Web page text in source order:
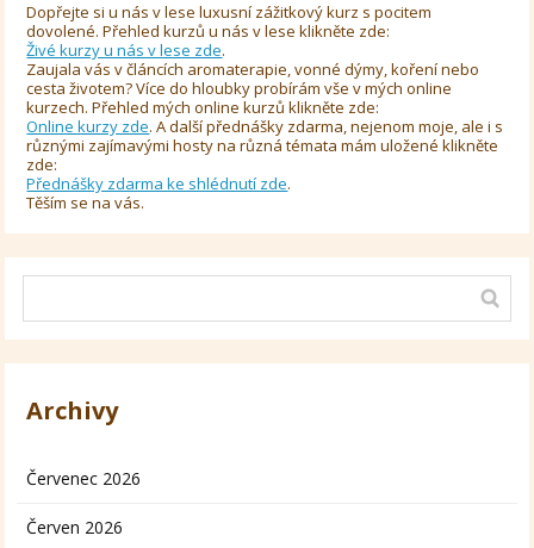
Dopřejte si u nás v lese luxusní zážitkový kurz s pocitem
dovolené. Přehled kurzů u nás v lese klikněte zde:
Živé kurzy u nás v lese zde.
Zaujala vás v článcích aromaterapie, vonné dýmy, koření nebo
cesta životem? Více do hloubky probírám vše v mých online
kurzech. Přehled mých online kurzů klikněte zde:
Online kurzy zde. A další přednášky zdarma, nejenom moje, ale i s
různými zajímavými hosty na různá témata mám uložené klikněte
zde:
Přednášky zdarma ke shlédnutí zde.
Těším se na vás.
Archivy
Červenec 2026
Červen 2026